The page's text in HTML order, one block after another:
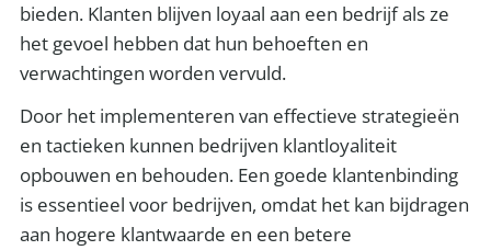
bieden. Klanten blijven loyaal aan een bedrijf als ze
het gevoel hebben dat hun behoeften en
verwachtingen worden vervuld.
Door het implementeren van effectieve strategieën
en tactieken kunnen bedrijven klantloyaliteit
opbouwen en behouden. Een goede klantenbinding
is essentieel voor bedrijven, omdat het kan bijdragen
aan hogere klantwaarde en een betere